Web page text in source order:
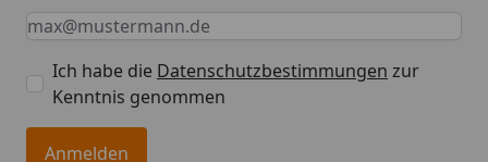
Keine Eingabe erforderlich
Eingabe erforderlich
E-Mail *
Ich habe die Datenschutzbestimmungen zur
Kenntnis genommen
Anmelden